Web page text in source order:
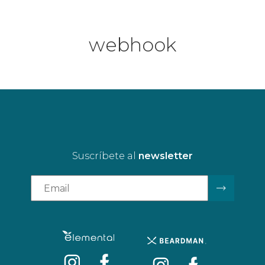
webhook
Suscríbete al newsletter